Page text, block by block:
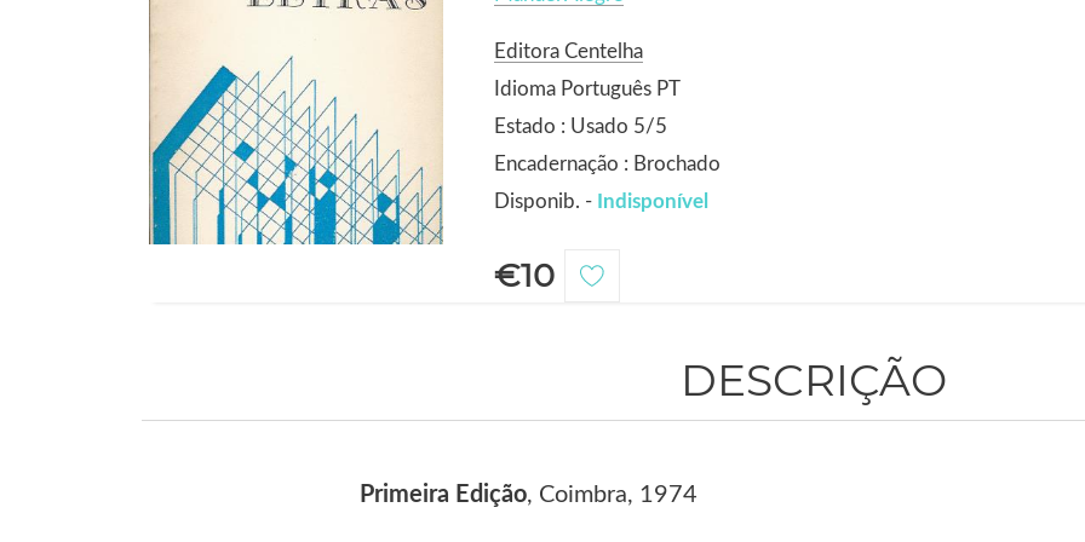
Editora Centelha
Idioma Português PT
Estado : Usado 5/5
Encadernação : Brochado
Disponib. - Indisponível
€10
DESCRIÇÃO
Primeira Edição, Coimbra, 1974